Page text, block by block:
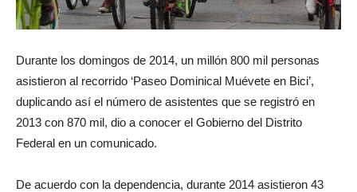
Durante los domingos de 2014, un millón 800 mil personas
asistieron al recorrido ‘Paseo Dominical Muévete en Bici’,
duplicando así el número de asistentes que se registró en
2013 con 870 mil, dio a conocer el Gobierno del Distrito
Federal en un comunicado.
De acuerdo con la dependencia, durante 2014 asistieron 43